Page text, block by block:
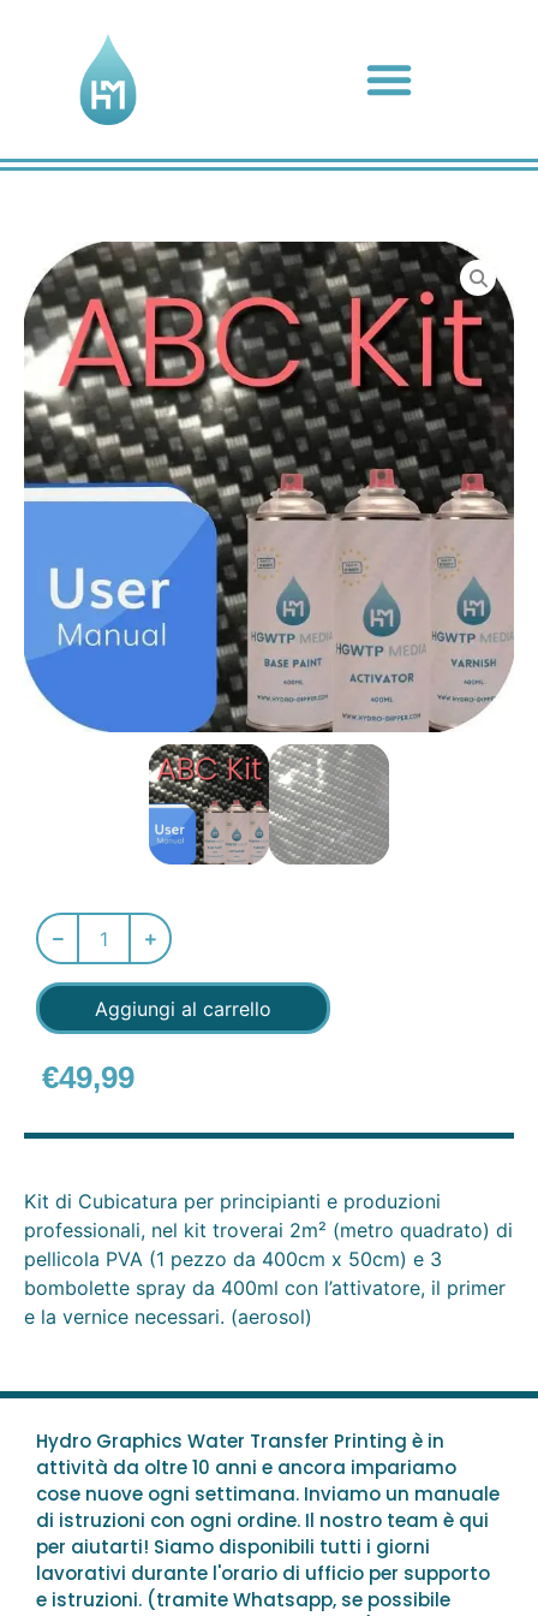
Aggiungi al carrello
€49,99
Kit di Cubicatura per principianti e produzioni
professionali, nel kit troverai 2m² (metro quadrato) di
pellicola PVA (1 pezzo da 400cm x 50cm) e 3
bombolette spray da 400ml con l’attivatore, il primer
e la vernice necessari. (aerosol)
Hydro Graphics Water Transfer Printing è in
attività da oltre 10 anni e ancora impariamo
cose nuove ogni settimana. Inviamo un manuale
di istruzioni con ogni ordine. Il nostro team è qui
per aiutarti! Siamo disponibili tutti i giorni
lavorativi durante l'orario di ufficio per supporto
e istruzioni. (tramite Whatsapp, se possibile